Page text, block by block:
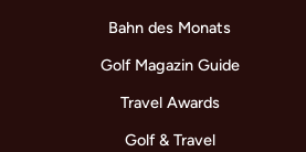
Bahn des Monats
Golf Magazin Guide
Travel Awards
Golf & Travel